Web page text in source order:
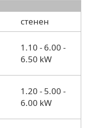
стенен
1.10 - 6.00 -
6.50 kW
1.20 - 5.00 -
6.00 kW